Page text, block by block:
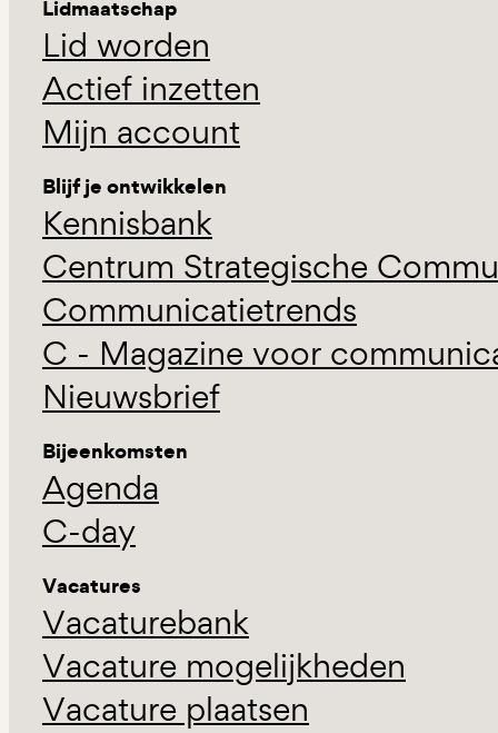
Lidmaatschap
Lid worden
Actief inzetten
Mijn account
Blijf je ontwikkelen
Kennisbank
Centrum Strategische
Communicatietrends
C - Magazine voor
Nieuwsbrief
Bijeenkomsten
Agenda
C-day
Vacatures
Vacaturebank
Vacature mogelijkheden
Vacature plaatsen